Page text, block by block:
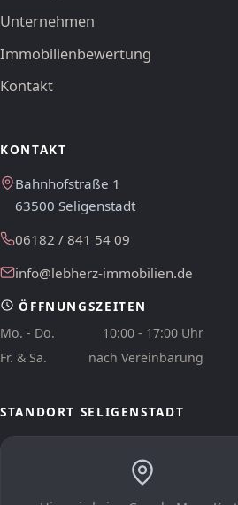
Unternehmen
Immobilienbewertung
Kontakt
KONTAKT
Bahnhofstraße 1
63500 Seligenstadt
06182 / 841 54 09
info@lebherz-immobilien.de
ÖFFNUNGSZEITEN
Mo. - Do.
10:00 - 17:00 Uhr
Fr. & Sa.
nach Vereinbarung
STANDORT SELIGENSTADT